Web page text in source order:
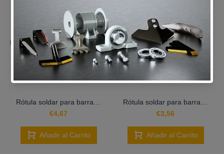
€4,67
Añadir al Carrito
€3,56
Añadir al Carrito